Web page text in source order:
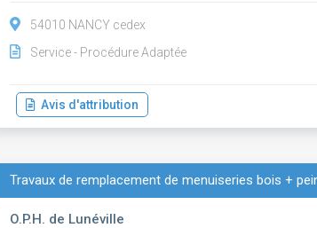
54010 NANCY cedex
Service - Procédure Adaptée
Avis d'attribution
Travaux de remplacement de menuiseries bois +
O.P.H. de Lunéville